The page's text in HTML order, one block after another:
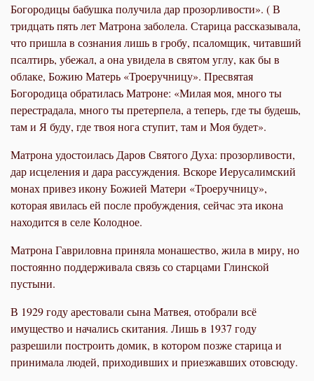
Богородицы бабушка получила дар прозорливости». ( В
тридцать пять лет Матрона заболела. Старица рассказывала,
что пришла в сознания лишь в гробу, псаломщик, читавший
псалтирь, убежал, а она увидела в святом углу, как бы в
облаке, Божию Матерь «Троеручницу». Пресвятая
Богородица обратилась Матроне: «Милая моя, много ты
перестрадала, много ты претерпела, а теперь, где ты будешь,
там и Я буду, где твоя нога ступит, там и Моя будет».
Матрона удостоилась Даров Святого Духа: прозорливости,
дар исцеления и дара рассуждения. Вскоре Иерусалимский
монах привез икону Божией Матери «Троеручницу»,
которая явилась ей после пробуждения, сейчас эта икона
находится в селе Колодное.
Матрона Гавриловна приняла монашество, жила в миру, но
постоянно поддерживала связь со старцами Глинской
пустыни.
В 1929 году арестовали сына Матвея, отобрали всё
имущество и начались скитания. Лишь в 1937 году
разрешили построить домик, в котором позже старица и
принимала людей, приходивших и приезжавших отовсюду.